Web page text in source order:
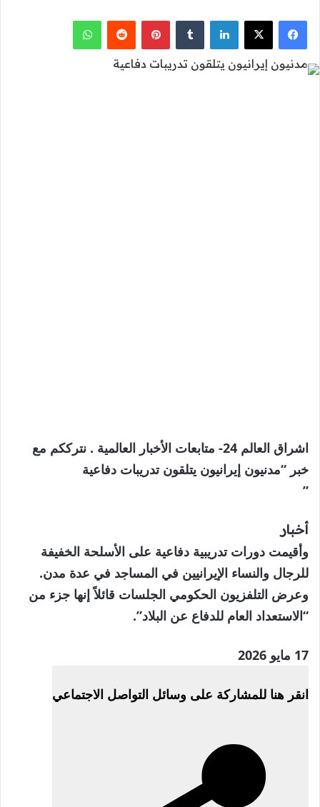
فيسبوك
‫X لينكدإن بينتيريست واتساب
اشراق العالم 24- متابعات الأخبار العالمية . نترككم مع
خبر “مدنيون إيرانيون يتلقون تدريبات دفاعية
”
أخبار
وأقيمت دورات تدريبية دفاعية على الأسلحة الخفيفة
للرجال والنساء الإيرانيين في المساجد في عدة مدن.
وعرض التلفزيون الحكومي الجلسات قائلاً إنها جزء من
“الاستعداد العام للدفاع عن البلاد”.
نُشرت
17
17 مايو 2026
انقر هنا للمشاركة على وسائل التواصل الاجتماعي